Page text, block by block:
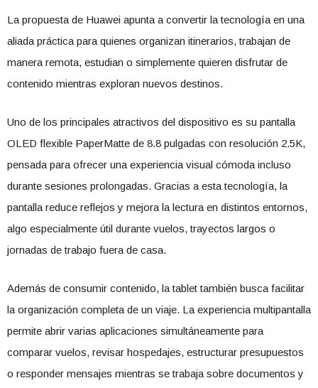
La propuesta de Huawei apunta a convertir la tecnología en una
aliada práctica para quienes organizan itinerarios, trabajan de
manera remota, estudian o simplemente quieren disfrutar de
contenido mientras exploran nuevos destinos.
Uno de los principales atractivos del dispositivo es su pantalla
OLED flexible PaperMatte de 8.8 pulgadas con resolución 2.5K,
pensada para ofrecer una experiencia visual cómoda incluso
durante sesiones prolongadas. Gracias a esta tecnología, la
pantalla reduce reflejos y mejora la lectura en distintos entornos,
algo especialmente útil durante vuelos, trayectos largos o
jornadas de trabajo fuera de casa.
Además de consumir contenido, la tablet también busca facilitar
la organización completa de un viaje. La experiencia multipantalla
permite abrir varias aplicaciones simultáneamente para
comparar vuelos, revisar hospedajes, estructurar presupuestos
o responder mensajes mientras se trabaja sobre documentos y